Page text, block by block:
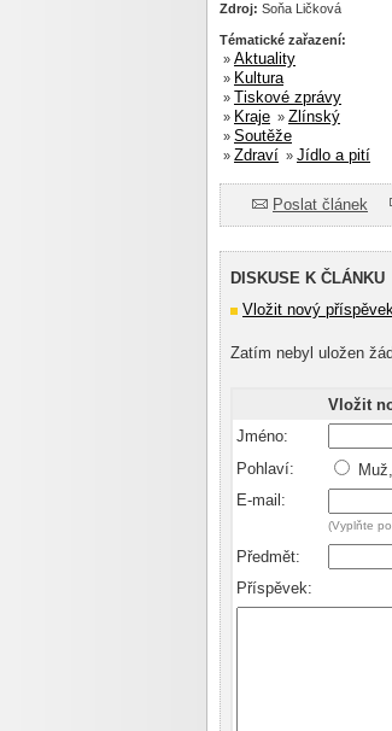
Zdroj: Soňa Ličková
Tématické zařazení:
» Aktuality
» Kultura
» Tiskové zprávy
» Kraje » Zlínský
» Soutěže
» Zdraví » Jídlo a pití
Poslat článek
DISKUSE K ČLÁNKU
Vložit nový
Zatím nebyl uložen
Vložit
Jméno:
Pohlaví:
Muž,
E-mail:
(Vyplňte
Předmět:
Příspěvek: